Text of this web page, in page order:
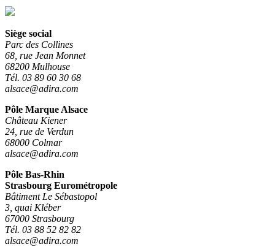
Siège social
Parc des Collines
68, rue Jean Monnet
68200 Mulhouse
Tél. 03 89 60 30 68
alsace@adira.com
Pôle Marque Alsace
Château Kiener
24, rue de Verdun
68000 Colmar
alsace@adira.com
Pôle Bas-Rhin
Strasbourg Eurométropole
Bâtiment Le Sébastopol
3, quai Kléber
67000 Strasbourg
Tél. 03 88 52 82 82
alsace@adira.com